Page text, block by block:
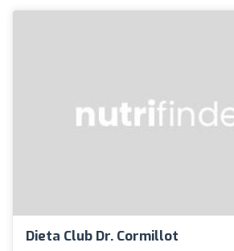
Dieta Club Dr. Cormillot